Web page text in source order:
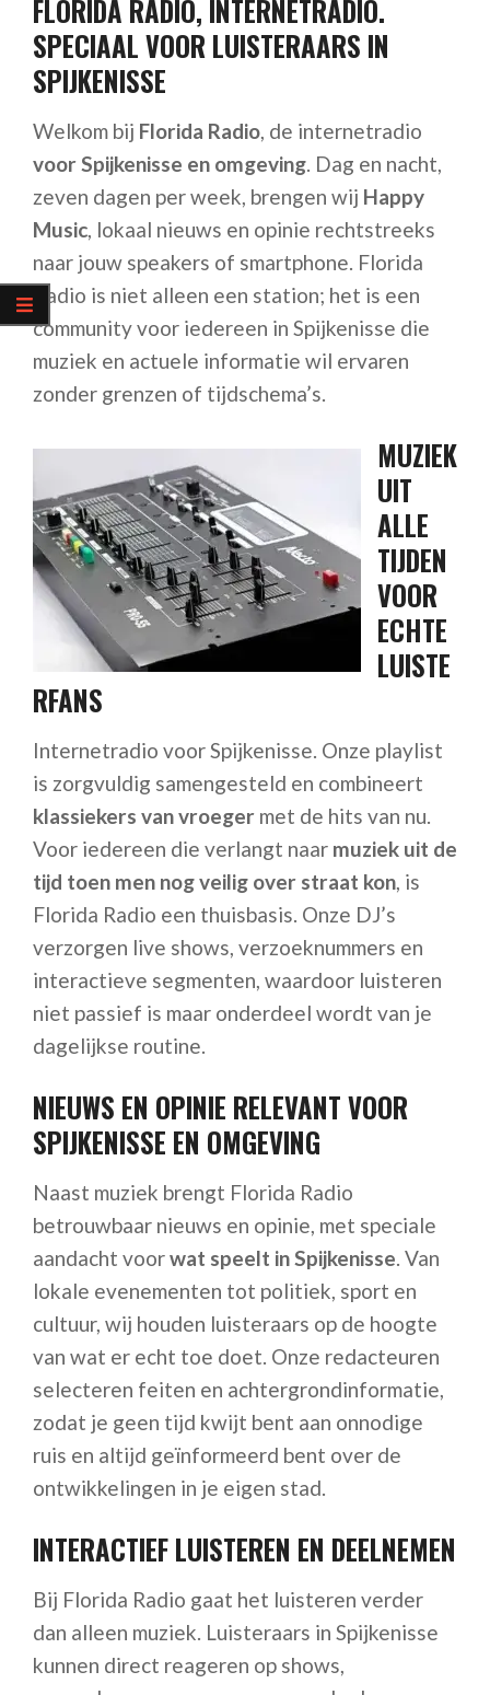
FLORIDA RADIO, INTERNETRADIO.
SPECIAAL VOOR LUISTERAARS IN
SPIJKENISSE
Welkom bij Florida Radio, de internetradio
voor Spijkenisse en omgeving. Dag en nacht,
zeven dagen per week, brengen wij Happy
Music, lokaal nieuws en opinie rechtstreeks
naar jouw speakers of smartphone. Florida
Radio is niet alleen een station; het is een
community voor iedereen in Spijkenisse die
muziek en actuele informatie wil ervaren
zonder grenzen of tijdschema’s.
MUZIEK
UIT
ALLE
TIJDEN
VOOR
ECHTE
LUISTE
RFANS
Internetradio voor Spijkenisse. Onze playlist
is zorgvuldig samengesteld en combineert
klassiekers van vroeger met de hits van nu.
Voor iedereen die verlangt naar muziek uit de
tijd toen men nog veilig over straat kon, is
Florida Radio een thuisbasis. Onze DJ’s
verzorgen live shows, verzoeknummers en
interactieve segmenten, waardoor luisteren
niet passief is maar onderdeel wordt van je
dagelijkse routine.
NIEUWS EN OPINIE RELEVANT VOOR
SPIJKENISSE EN OMGEVING
Naast muziek brengt Florida Radio
betrouwbaar nieuws en opinie, met speciale
aandacht voorwat speelt in Spijkenisse. Van
lokale evenementen tot politiek, sport en
cultuur, wij houden luisteraars op de hoogte
van wat er echt toe doet. Onze redacteuren
selecteren feiten en achtergrondinformatie,
zodat je geen tijd kwijt bent aan onnodige
ruis en altijd geïnformeerd bent over de
ontwikkelingen in je eigen stad.
INTERACTIEF LUISTEREN EN DEELNEMEN
Bij Florida Radio gaat het luisteren verder
dan alleen muziek. Luisteraars in Spijkenisse
kunnen direct reageren op shows,